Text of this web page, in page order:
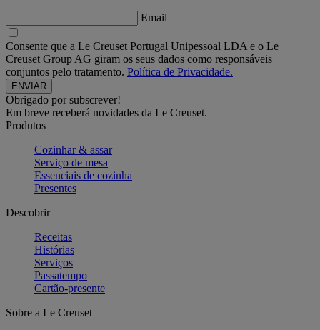
Email
Consente que a Le Creuset Portugal Unipessoal LDA e o Le
Creuset Group AG giram os seus dados como responsáveis
conjuntos pelo tratamento. Política de Privacidade.
Obrigado por subscrever!
Em breve receberá novidades da Le Creuset.
Produtos
Cozinhar & assar
Serviço de mesa
Essenciais de cozinha
Presentes
Descobrir
Receitas
Histórias
Serviços
Passatempo
Cartão-presente
Sobre a Le Creuset